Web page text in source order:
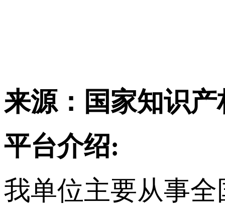
来源：国家知识产
平台介绍:
我单位主要从事全